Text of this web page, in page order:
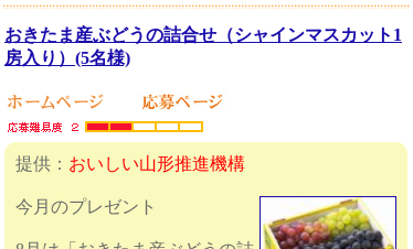
おきたま産ぶどうの詰合せ（シャインマスカット1
房入り）(5名様)
提供： おいしい山形推進機構
今月のプレゼント